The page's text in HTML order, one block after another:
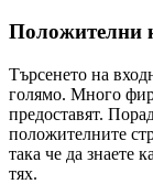
Положителни
Търсенето на
голямо. Много
предоставят.
положителните
така че да знаете
тях.